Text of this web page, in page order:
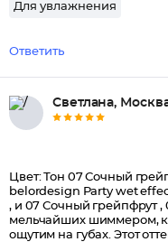
Для увлажнения
Ответить
Светлана,
Цвет: Тон 07 Сочный
belordesign Party wet
, и 07 Сочный грейпфрут ,
мельчайших шиммером,
ощутим на губах. Этот